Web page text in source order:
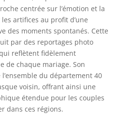
centrée sur l’émotion et la
artifices au profit d’une
des moments spontanés. Cette
par des reportages photo
reflètent fidèlement
de chaque mariage. Son
du département 40
voisin, offrant ainsi une
étendue pour les couples
dans ces régions.